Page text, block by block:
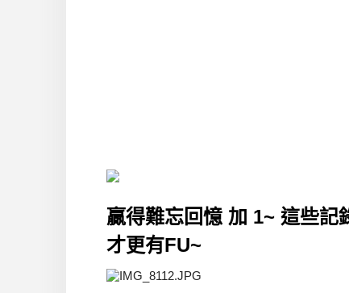
贏得難忘回憶 加 1~ 這些記
才更有FU~